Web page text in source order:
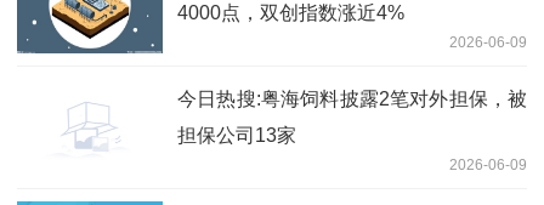
4000点，双创指数涨近4%
2026-06-09
今日热搜:粤海饲料披露2笔对外担保，被
担保公司13家
2026-06-09